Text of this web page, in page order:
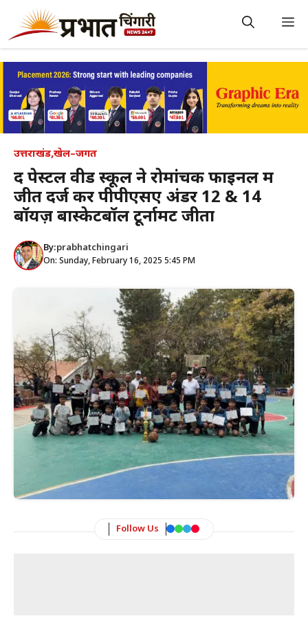
content
उत्तराखंड,खेल–जगत
द पेस्टल वीड स्कूल ने रोमांचक फाइनल में
जीत दर्ज कर पीपीएसए अंडर 12 & 14
बॉयज़ बास्केटबॉल टूर्नामेंट जीता
By:prabhatchingari
On: Sunday, February 16, 2025 5:45 PM
Follow Us